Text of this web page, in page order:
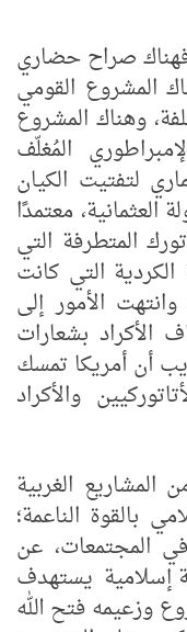
فهناك صراح حضاري
المشروع القومي
وهناك المشروع
المُغلّف
لتفتيت الكيان
العثمانية، معتمدًا
المتطرفة التي
التي كانت
وانتهت الأمور إلى
الأكراد بشعارات
أن أمريكا تمسك
والأكراد
المشاريع الغربية
بالقوة الناعمة؛
المجتمعات، عن
إسلامية يستهدف
وزعيمه فتح الله